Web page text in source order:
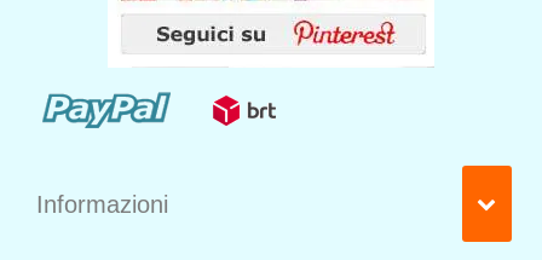
Informazioni